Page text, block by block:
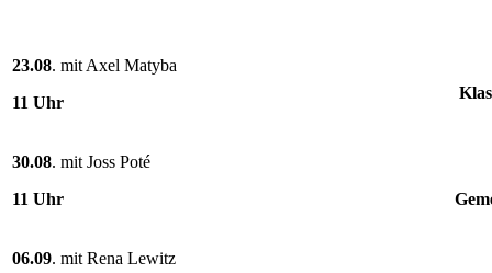
23.08. mit Axel Matyba
11 Uhr
30.08. mit Joss Poté
11 Uhr
06.09. mit Rena Lewitz